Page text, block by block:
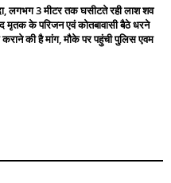
लगभग 3 मीटर तक घसीटते रही लाश शव
मृतक के परिजन एवं कोतबावासी बैठे धरने
कराने की है मांग, मौके पर पहुंची पुलिस एवम